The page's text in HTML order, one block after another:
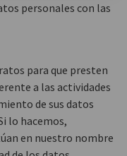
personales con las
para que presten
a las actividades
de sus datos
lo hacemos,
en nuestro nombre